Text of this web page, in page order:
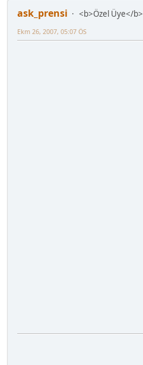
ask_prensi <b>Özel Üye</b>
Ekm 26, 2007, 05:07 ÖS